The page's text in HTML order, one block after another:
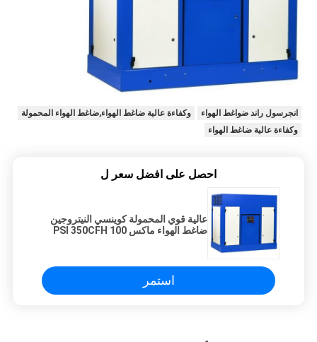
انجرسول راند ضواغط الهواء
وكفاءة عالية ضاغط الهواء,ضاغط الهواء المحمولة
وكفاءة عالية ضاغط الهواء
احصل على افضل سعر ل
عالية قوي المحمولة كوينسي النيتروجين
ضاغط الهواء ماكس 100 PSI 350CFH
استمر